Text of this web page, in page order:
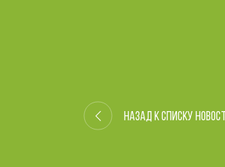
Назад к списку